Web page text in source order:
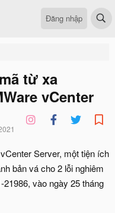
Đăng nhập
từ xa
vCenter
Server, một tiện ích
bản vá cho 2 lỗi nghiêm
vào ngày 25 tháng